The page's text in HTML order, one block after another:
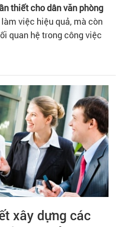
thiết cho dân văn phòng
việc hiệu quả, mà còn
quan hệ trong công việc
xây dựng các